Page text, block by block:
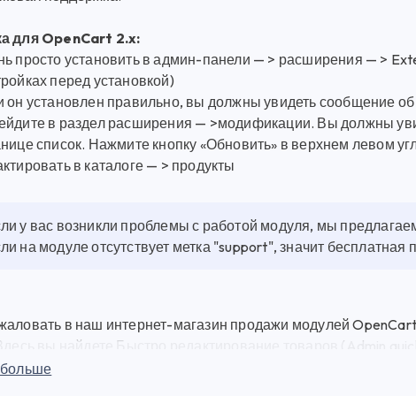
для OpenCart 2.x:
просто установить в админ-панели — > расширения — >
перед установкой)
он установлен правильно, вы должны увидеть сообщение
в раздел расширения — >модификации. Вы должны
список. Нажмите кнопку «Обновить» в верхнем левом
в каталоге — > продукты
у вас возникли проблемы с работой модуля, мы
на модуле отсутствует метка "support", значит бесплатная
в наш интернет-магазин продажи модулей
Здесь вы найдете Быстро редактирование товаров (Admin
других качественных плагинов и модулей для веб-